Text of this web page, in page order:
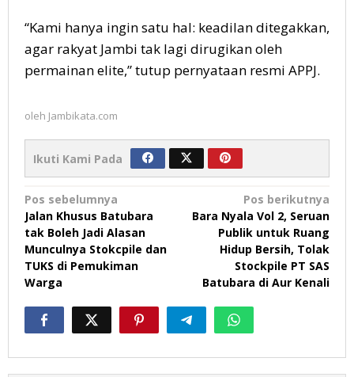
“Kami hanya ingin satu hal: keadilan ditegakkan,
agar rakyat Jambi tak lagi dirugikan oleh
permainan elite,” tutup pernyataan resmi APPJ.
oleh Jambikata.com
Ikuti Kami Pada
Navigasi
pos
Pos sebelumnya
Jalan Khusus Batubara
tak Boleh Jadi Alasan
Munculnya Stokcpile dan
TUKS di Pemukiman
Warga
Pos berikutnya
Bara Nyala Vol 2, Seruan
Publik untuk Ruang
Hidup Bersih, Tolak
Stockpile PT SAS
Batubara di Aur Kenali